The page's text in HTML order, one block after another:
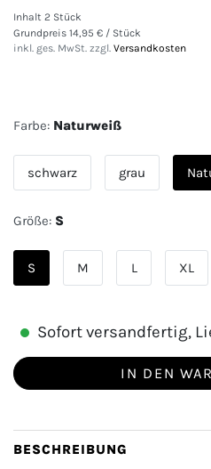
Inhalt 2 Stück
Grundpreis 14,95 € / Stück
inkl. ges. MwSt. zzgl. Versandkosten
Farbe: Naturweiß
schwarz grau
Größe: S
S M L XL
Sofort versandfertig,
IN DEN
BESCHREIBUNG